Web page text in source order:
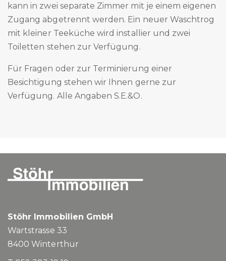
kann in zwei separate Zimmer mit je einem eigenen
Zugang abgetrennt werden. Ein neuer Waschtrog
mit kleiner Teeküche wird installier und zwei
Toiletten stehen zur Verfügung.
Für Fragen oder zur Terminierung einer
Besichtigung stehen wir Ihnen gerne zur
Verfügung. Alle Angaben S.E.&O.
Stöhr Immobilien GmbH
Wartstrasse 33
8400Winterthur